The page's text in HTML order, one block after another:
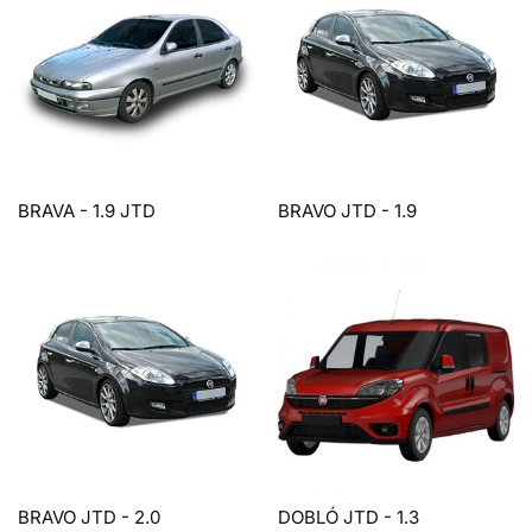
BRAVA - 1.9 JTD BRAVO JTD - 1.9
BRAVO JTD - 2.0 DOBLÓ JTD - 1.3